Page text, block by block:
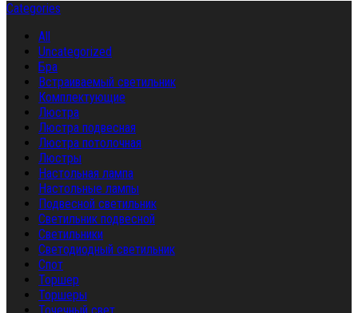
Categories
All
Uncategorized
Бра
Встраиваемый светильник
Комплектующие
Люстра
Люстра подвесная
Люстра потолочная
Люстры
Настольная лампа
Настольные лампы
Подвесной светильник
Светильник подвесной
Светильники
Светодиодный светильник
Спот
Торшер
Торшеры